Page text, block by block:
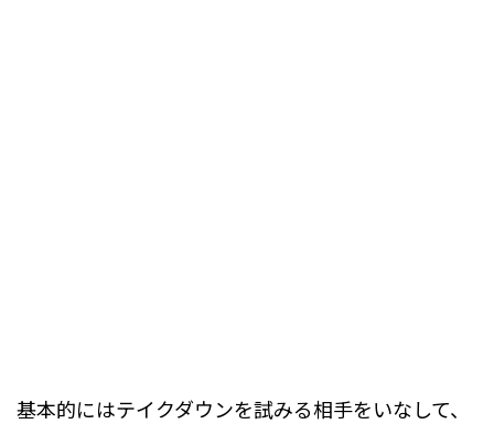
基本的にはテイクダウンを試みる相手をいなして、